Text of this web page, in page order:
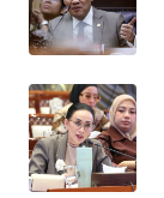
WALINKI
ID
MAWAKA
ID